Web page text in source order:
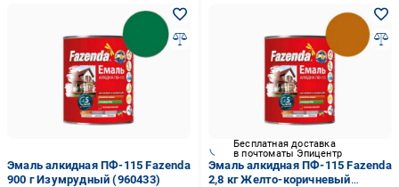
Эмаль алкидная ПФ-115 Fazenda
900 г Изумрудный (960433)
Бесплатная доставка
в почтоматы Эпицентр
Эмаль алкидная ПФ-115 Fazenda
2,8 кг Желто-коричневый